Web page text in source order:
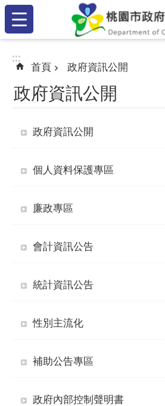
跳到主要內容區塊
:::
:::
:::
首頁 政府資訊公開
政府資訊公開
政府資訊公開
個人資料保護專區
廉政專區
會計資訊公告
統計資訊公告
性別主流化
補助公告專區
政府內部控制聲明書